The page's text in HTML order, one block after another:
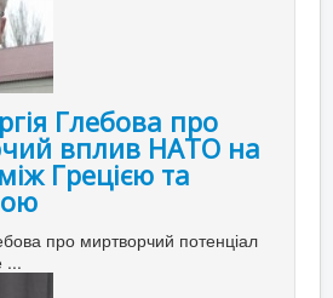
Глебова про
вплив НАТО на
Грецією та
про миртворчий потенціал
...